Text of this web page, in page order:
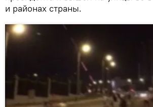
и районах страны.